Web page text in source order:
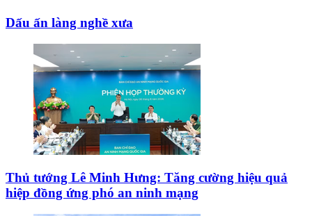
Dấu ấn làng nghề xưa
Thủ tướng Lê Minh Hưng: Tăng cường hiệu quả
hiệp đồng ứng phó an ninh mạng